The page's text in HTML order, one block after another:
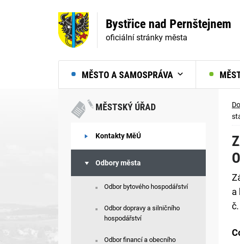
MĚSTO A SAMOSPRÁVA
Bystřice nad Pernštejnem
oficiální stránky města
MĚSTSKÝ ÚŘAD
Kontakty MěÚ
Odbory města
Odbor bytového hospodářství
Odbor dopravy a silničního
hospodářství
Odbor financí a obecního
a